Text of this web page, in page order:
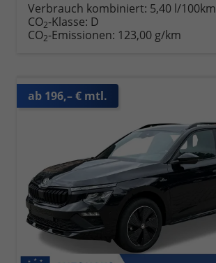
Verbrauch kombiniert: 5,40 l/100km
CO2-Klasse: D
CO2-Emissionen: 123,00 g/km
ab 196,– € mtl.